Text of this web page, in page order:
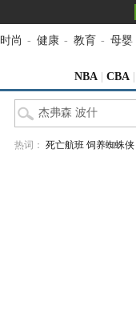
时尚 - 健康 - 教育 - 母婴
NBA CBA
热词： 死亡航班 饲养蜘蛛侠